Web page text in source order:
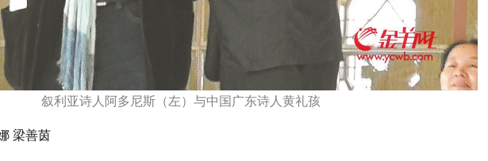
叙利亚诗人阿多尼斯（左）与中国广东诗人黄礼孩
梁善茵